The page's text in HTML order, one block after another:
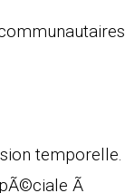
temporelle.
Ã